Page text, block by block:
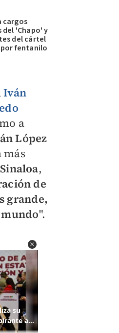
cargos
'Chapo' y
del cártel
fentanilo
Iván
a
López
más
,
de
grande,
".